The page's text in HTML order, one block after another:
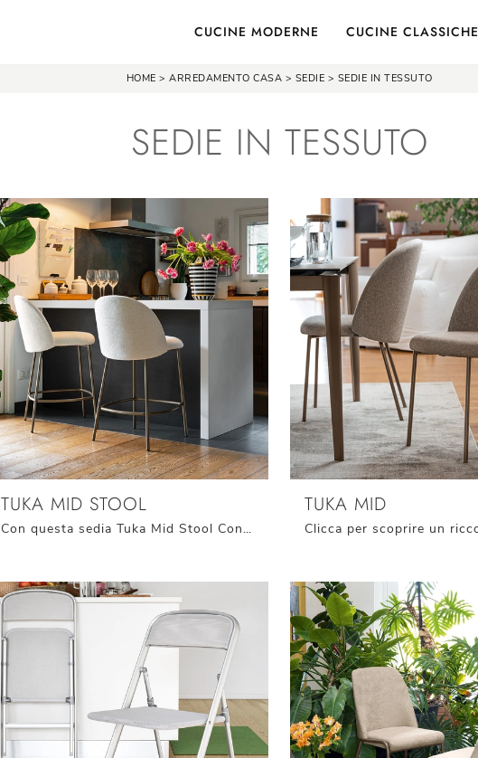
CUCINE MODERNE CUCINE CLASSICHE
HOME > ARREDAMENTO CASA > SEDIE > SEDIE IN TESSUTO
SEDIE IN TESSUTO
TUKA MID STOOL
Con questa sedia Tuka Mid Stool Connubia in tessuto, una tra le nostre sedute sgabelli moderne, potrai impreziosire i tuoi locali.
TUKA MID